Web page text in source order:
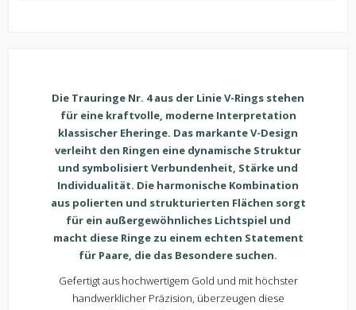
Die Trauringe Nr. 4 aus der Linie V-Rings stehen
für eine kraftvolle, moderne Interpretation
klassischer Eheringe. Das markante V-Design
verleiht den Ringen eine dynamische Struktur
und symbolisiert Verbundenheit, Stärke und
Individualität. Die harmonische Kombination
aus polierten und strukturierten Flächen sorgt
für ein außergewöhnliches Lichtspiel und
macht diese Ringe zu einem echten Statement
für Paare, die das Besondere suchen.
Gefertigt aus hochwertigem Gold und mit höchster
handwerklicher Präzision, überzeugen diese